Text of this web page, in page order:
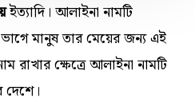
ইত্যাদি। আলাইনা নামটি
মানুষ তার মেয়ের জন্য এই
রাখার ক্ষেত্রে আলাইনা নামটি
দেশে।